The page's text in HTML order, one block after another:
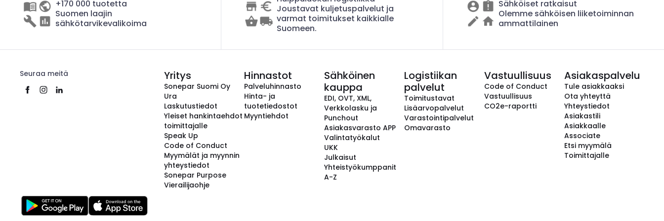
+170 000 tuotetta
Suomen laajin
sähkötarvikevalikoima
Joustavat kuljetuspalvelut ja
varmat toimitukset kaikkialle
Suomeen.
Sähköiset ratkaisut
Olemme sähköisen liiketoiminnan
ammattilainen
Seuraa meitä Yritys
Sonepar Suomi Oy
Ura
Laskutustiedot
Yleiset hankintaehdot
toimittajalle
Speak Up
Code of Conduct
Myymälät ja myynnin
yhteystiedot
Sonepar Purpose
Vierailijaohje
Hinnastot
Palveluhinnasto
Hinta- ja
tuotetiedostot
Myyntiehdot
Sähköinen
kauppa
EDI, OVT, XML,
Verkkolasku ja
Punchout
Asiakasvarasto APP
Valintatyökalut
UKK
Julkaisut
Yhteistyökumppanit
A-Z
Logistiikan
palvelut
Toimitustavat
Lisäarvopalvelut
Varastointipalvelut
Omavarasto
Vastuullisuus
Code of Conduct
Vastuullisuus
CO2e-raportti
Asiakaspalvelu
Tule asiakkaaksi
Ota yhteyttä
Yhteystiedot
Asiakastili
Asiakkaalle
Associate
Etsi myymälä
Toimittajalle